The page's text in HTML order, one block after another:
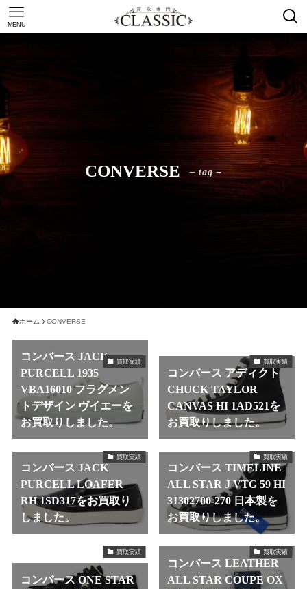
MENU
CONVERSE – tag –
ホーム CONVERSE
買取実績
コンバース JACK
PURCELL 1935
VBA16010 フラグメン
トデザイン ヴイエーを
お買取りしました。
買取実績
コンバース アディクト
CHUCK TAYLOR
CANVAS HI 1AD521を
お買取りしました。
買取実績
コンバース JACK
PURCELL LOAFER
RH 1SD317をお買取り
しました。
買取実績
コンバース TIMELINE
ALL STAR J VTG 59 HI
31302700-270 日本製を
お買取りしました。
買取実績
コンバース ONE STAR
買取実績
コンバース LEATHER
ALL STAR COUPE OX